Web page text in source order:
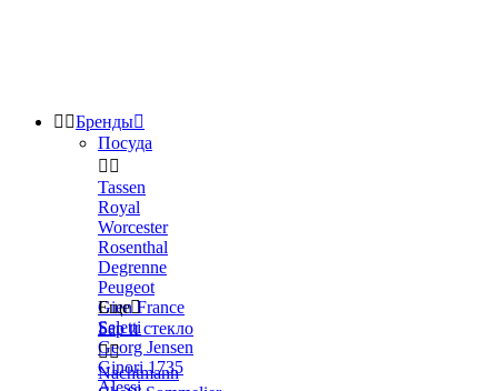
 Бренды
Посуда
 
Tassen
Royal
Worcester
Rosenthal
Degrenne
Peugeot
Gien France
Seletti
Georg Jensen
Ginori 1735
Alessi
Еще
Бар и стекло

Nachtmann